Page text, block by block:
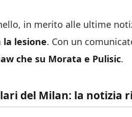
in merito alle ultime
lesione. Con un
che su Morata e Pulisic.
del Milan: la notizia